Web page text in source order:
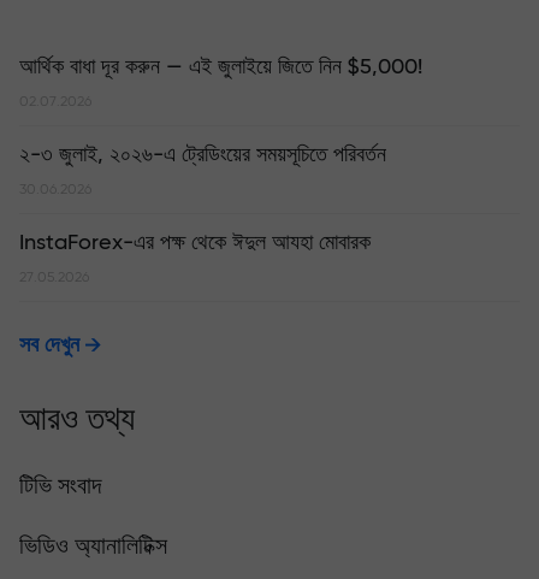
আর্থিক বাধা দূর করুন — এই জুলাইয়ে জিতে নিন $5,000!
02.07.2026
২-৩ জুলাই, ২০২৬-এ ট্রেডিংয়ের সময়সূচিতে পরিবর্তন
30.06.2026
InstaForex-এর পক্ষ থেকে ঈদুল আযহা মোবারক
27.05.2026
সব দেখুন
আরও তথ্য
টিভি সংবাদ
ভিডিও অ্যানালিটিক্স